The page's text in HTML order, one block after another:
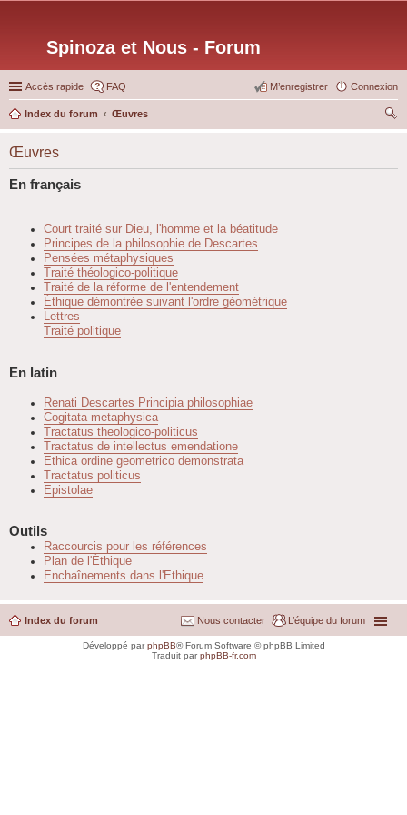
Spinoza et Nous - Forum
Accès rapide FAQ Connexion
M’enregistrer
Index du forum
Œuvres
Œuvres
En français
Court traité sur Dieu, l'homme et la béatitude
Principes de la philosophie de Descartes
Pensées métaphysiques
Traité théologico-politique
Traité de la réforme de l'entendement
Éthique démontrée suivant l'ordre géométrique
Lettres
Traité politique
En latin
Renati Descartes Principia philosophiae
Cogitata metaphysica
Tractatus theologico-politicus
Tractatus de intellectus emendatione
Ethica ordine geometrico demonstrata
Tractatus politicus
Epistolae
Outils
Raccourcis pour les références
Plan de l'Éthique
Enchaînements dans l'Ethique
Index du forum L’équipe du forum
Nous contacter
Développé parphpBB® Forum Software © phpBB Limited
Traduit parphpBB-fr.com